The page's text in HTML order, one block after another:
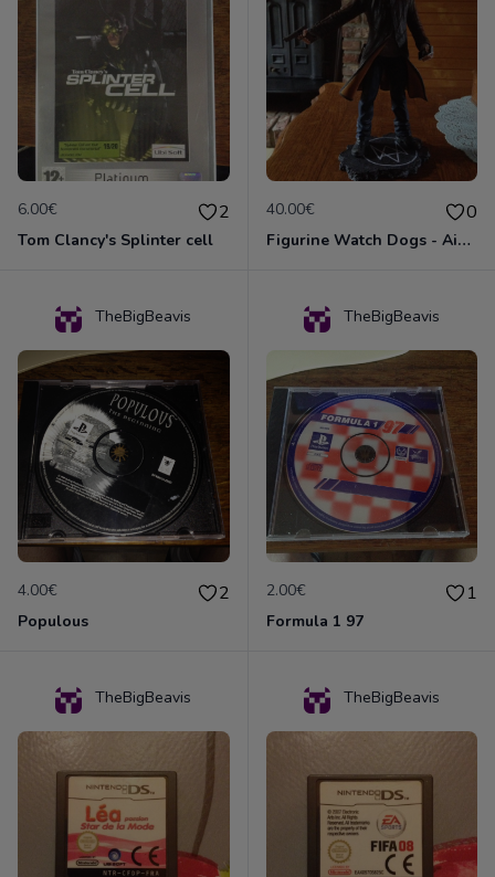
6.00€ 2
Tom Clancy's Splinter cell
40.00€ 0
Figurine Watch Dogs - Aiden Pearce
TheBigBeavis
4.00€ 2
Populous
TheBigBeavis
2.00€ 1
Formula 1 97
TheBigBeavis TheBigBeavis